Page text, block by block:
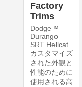
Factory
Trims
Dodge™
Durango
SRT Hellcat
カスタマイズ
された外観と
性能のために
使用される高